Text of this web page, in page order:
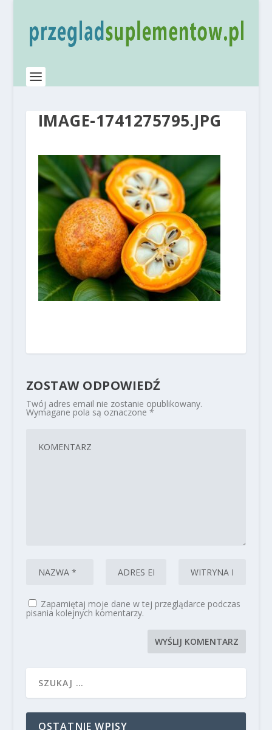
IMAGE-1741275795.JPG
ZOSTAW ODPOWIEDŹ
Twój adres email nie zostanie opublikowany.
Wymagane pola są oznaczone *
Zapamiętaj moje dane w tej przeglądarce podczas
pisania kolejnych komentarzy.
OSTATNIE WPISY